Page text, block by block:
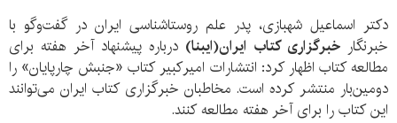
دکتر اسماعیل شهبازی،‌ پدر علم روستا‌شناسی ایران در گفت‌و‌گو با
خبرنگارخبرگزاری کتاب ایران‌(ایبنا) درباره پیشنهاد آخر هفته برای
مطالعه کتاب اظهار کرد: انتشارات امیر‌کبیر کتاب «جنبش چارپایان» را
دومین‌بار منتشر کرده است. مخاطبان خبرگزاری کتاب ایران می‌توانند
این کتاب را برای آخر هفته مطالعه کنند.